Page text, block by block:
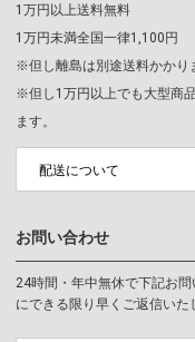
1万円以上送料無料
1万円未満全国一律1,100円
※但し離島は別途送料かかり
※但し1万円以上でも大型商
ます。
配送について
お問い合わせ
24時間・年中無休で下記お
にできる限り早くご返信いた